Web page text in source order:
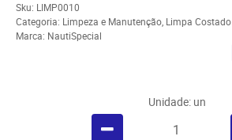
Sku: LIMP0010
Categoria: Limpeza e Manutenção, Limpa Costado
Marca: NautiSpecial
Unidade: un